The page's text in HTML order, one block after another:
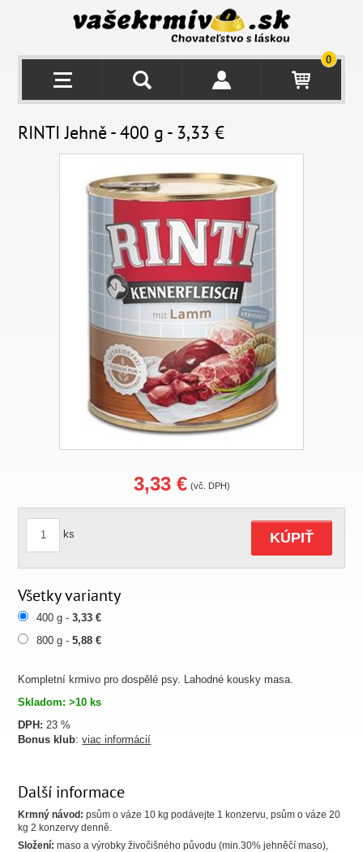
0
RINTI Jehně - 400 g - 3,33 €
Kompletní krmivo pro dospělé psy. Lahodné kousky masa.
Skladom: >10 ks
DPH: 23 %
Bonus klub:viac informácií
3,33 € (vč. DPH)
ks KÚPIŤ
Všetky varianty
400 g -3,33 €
800 g -5,88 €
Další informace
Krmný návod:psům o váze 10 kg podávejte 1 konzervu, psům o váze 20
kg 2 konzervy denně.
Složení:maso a výrobky živočišného původu (min.30% jehněčí maso),